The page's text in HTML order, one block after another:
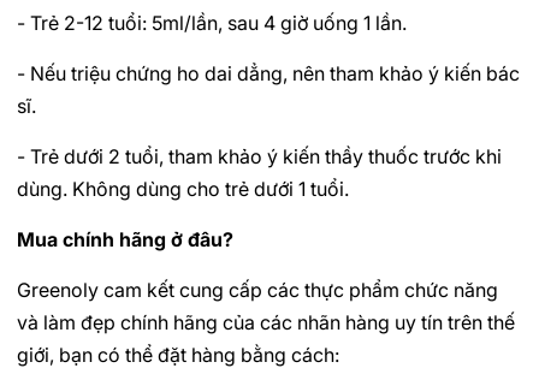
- Trẻ 2-12 tuổi: 5ml/lần, sau 4 giờ uống 1 lần.
- Nếu triệu chứng ho dai dẳng, nên tham khảo ý kiến bác
sĩ.
- Trẻ dưới 2 tuổi, tham khảo ý kiến thầy thuốc trước khi
dùng. Không dùng cho trẻ dưới 1 tuổi.
Mua chính hãng ở đâu?
Greenoly cam kết cung cấp các thực phẩm chức năng
và làm đẹp chính hãng của các nhãn hàng uy tín trên thế
giới, bạn có thể đặt hàng bằng cách: